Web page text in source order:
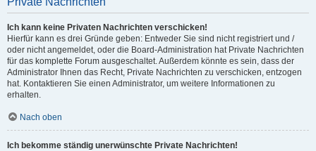
Ich kann keine Privaten Nachrichten verschicken!
Hierfür kann es drei Gründe geben: Entweder Sie sind nicht registriert und /
oder nicht angemeldet, oder die Board-Administration hat Private Nachrichten
für das komplette Forum ausgeschaltet. Außerdem könnte es sein, dass der
Administrator Ihnen das Recht, Private Nachrichten zu verschicken, entzogen
hat. Kontaktieren Sie einen Administrator, um weitere Informationen zu
erhalten.
Nach oben
Ich bekomme ständig unerwünschte Private Nachrichten!